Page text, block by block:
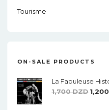
Tourisme
ON-SALE PRODUCTS
1,700DZD Le
1,200